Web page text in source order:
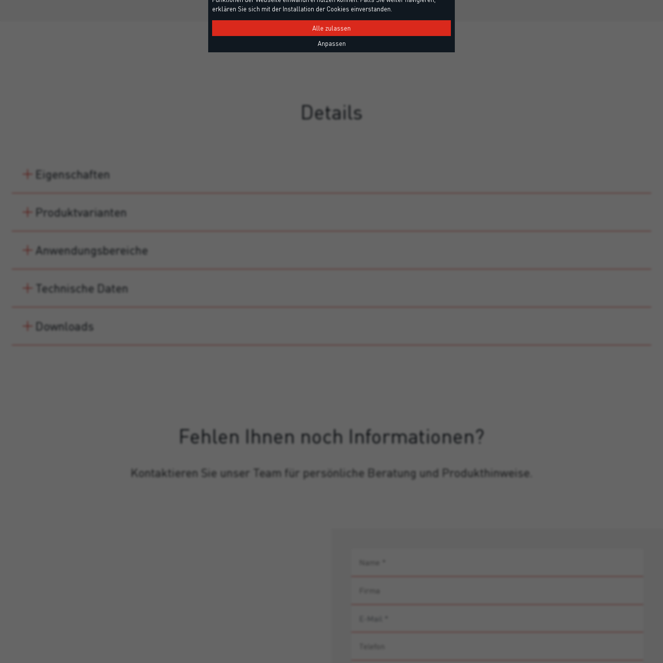
Details
Eigenschaften
Produktvarianten
Anwendungsbereiche
Technische Daten
Downloads
Fehlen Ihnen noch Informationen?
Kontaktieren Sie unser Team für persönliche Beratung und Produkthinweise.
erklären Sie sich mit der Installation der Cookies einverstanden.
Alle zulassen
Anpassen